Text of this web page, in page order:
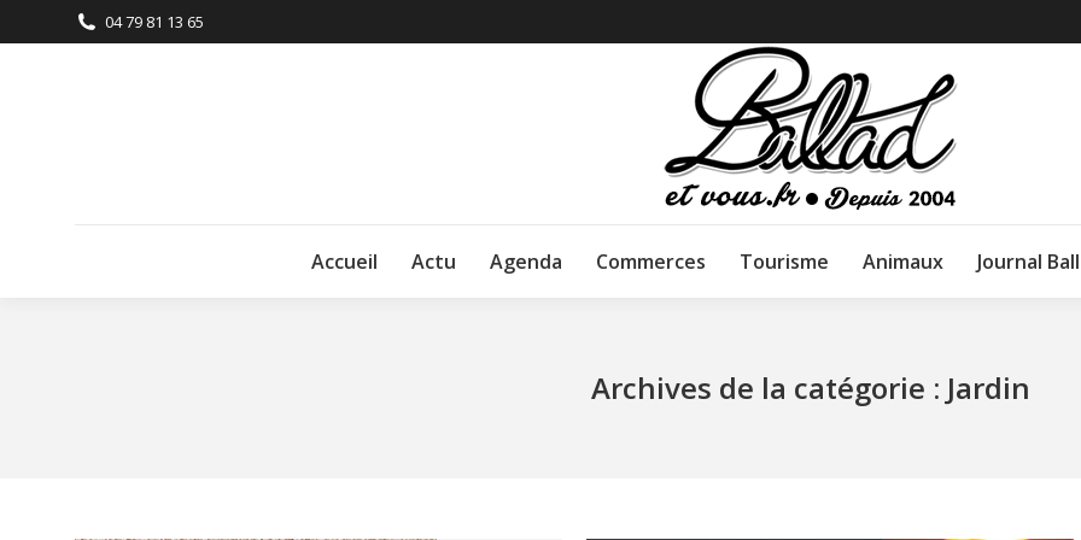
04 79 81 13 65
Accueil Actu Agenda Commerces Tourisme Animaux Journal
Archives de la catégorie : Jardin